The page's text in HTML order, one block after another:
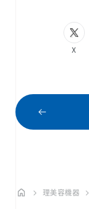
X
理美容機器